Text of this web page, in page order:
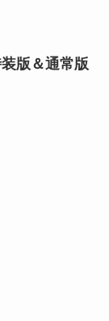
版＆通常版